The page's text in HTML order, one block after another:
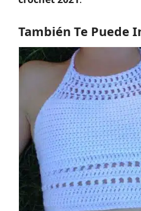
También Te Puede